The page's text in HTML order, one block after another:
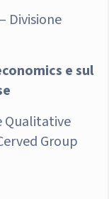
Divisione
e sul
Qualitative
Group